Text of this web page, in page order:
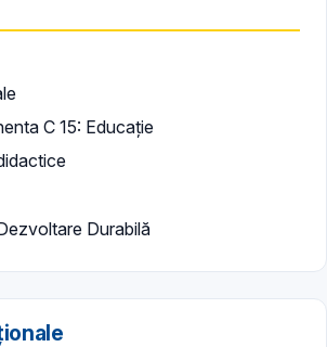
C 15: Educație
Durabilă